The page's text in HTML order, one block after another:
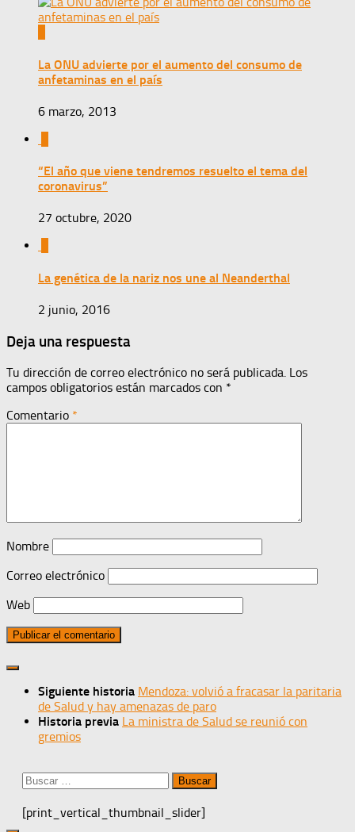
La ONU advierte por el aumento del consumo de
anfetaminas en el país
6 marzo, 2013
“El año que viene tendremos resuelto el tema del
coronavirus”
27 octubre, 2020
La genética de la nariz nos une al Neanderthal
2 junio, 2016
Deja una respuesta
Tu dirección de correo electrónico no será publicada. Los
campos obligatorios están marcados con *
Comentario *
Nombre
Correo electrónico
Web
Siguiente historia Mendoza: volvió a fracasar la paritaria
de Salud y hay amenazas de paro
Historia previa La ministra de Salud se reunió con
gremios
Buscar:
[print_vertical_thumbnail_slider]